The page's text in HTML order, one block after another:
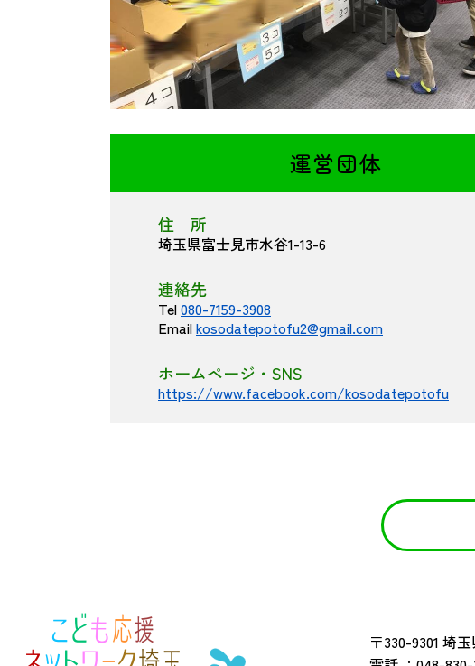
運営団体
住 所
埼玉県富士見市水谷1-13-6
連絡先
Tel080-7159-3908
Emailkosodatepotofu2@gmail.com
ホームページ・SNS
https://www.facebook.com/kosodatepotofu
〒330-9301 埼玉